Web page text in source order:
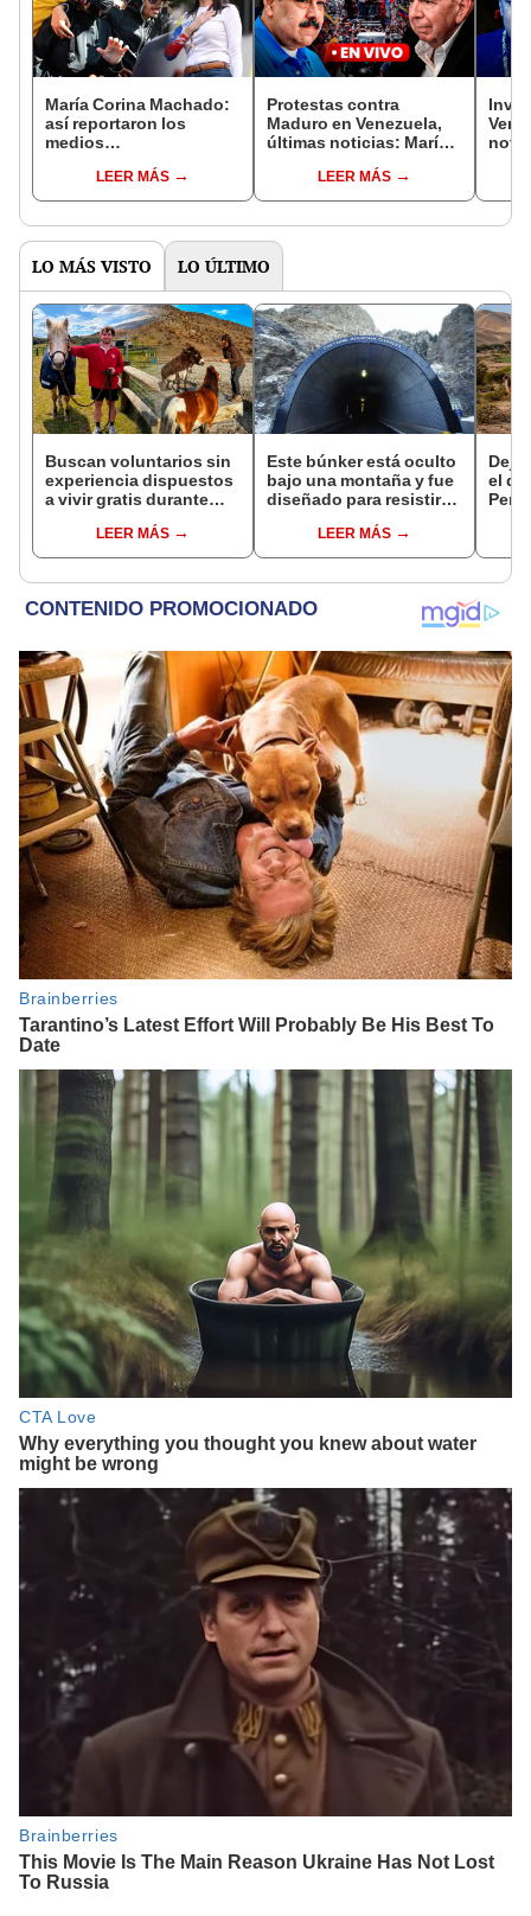
María Corina Machado:
así reportaron los
medios
secuestro en Venezuela
LEER MÁS
Protestas contra
Maduro en Venezuela,
últimas noticias: María
liberada y revelan que la
obligaron a grabar video
LEER MÁS
LO MÁS VISTO LO ÚLTIMO
Buscan voluntarios sin
experiencia dispuestos
a vivir gratis durante
cuidar caballos, burros
y otros animales
LEER MÁS
Este búnker está oculto
bajo una montaña y fue
diseñado para resistir
tiene 15 edificios
LEER MÁS
Dejó
el